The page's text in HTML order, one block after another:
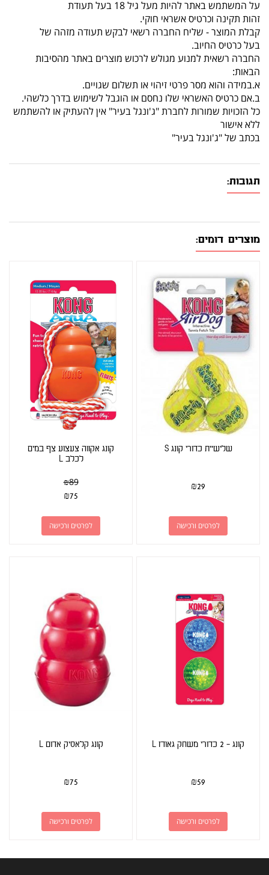
על המשתמש באתר להיות מעל גיל 18 בעל תעודת
זהות תקינה וכרטיס אשראי חוקי.
קבלת המוצר - שליח החברה רשאי לבקש תעודה מזהה של
בעל כרטיס החיוב.
החברה רשאית למנוע מגולש לרכוש מוצרים באתר מהסיבות
הבאות:
א.במידה והוא מסר פרטי זיהוי או תשלום שגויים.
ב.אם כרטיס האשראי שלו נחסם או הוגבל לשימוש בדרך כלשהי.
כל הזכויות שמורות לחברת "ג'ונגל בעיר" אין להעתיק או להשתמש
ללא אישור
בכתב של "ג'ונגל בעיר"
תגובות:
מוצרים דומים:
שלישיית כדורי קונג S
₪29
לפרטים ורכישה
קונג אקווה צעצוע צף במים
לכלב L
₪89
₪75
לפרטים ורכישה
קונג - 2 כדורי משחק גאודז L
₪59
לפרטים ורכישה
קונג קלאסיק אדום L
₪75
לפרטים ורכישה